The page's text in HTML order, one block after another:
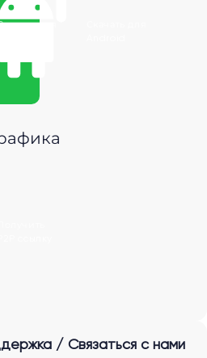
для
/ Связаться с нами